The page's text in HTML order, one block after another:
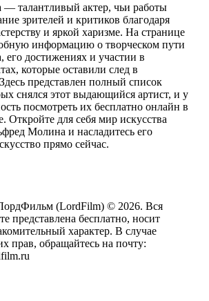
талантливый актер, чьи работы
зрителей и критиков благодаря
и яркой харизме. На странице
информацию о творческом пути
достижениях и участии в
которые оставили след в
представлен полный список
снялся этот выдающийся артист, и у
посмотреть их бесплатно онлайн в
Откройте для себя мир искусства
Молина и насладитесь его
прямо сейчас.
(LordFilm) © 2026. Вся
представлена бесплатно, носит
характер. В случае
прав, обращайтесь на почту: